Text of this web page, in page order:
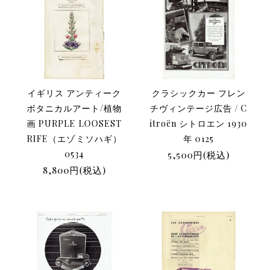
イギリス アンティーク
ボタニカルアート/植物
画 PURPLE LOOSEST
RIFE（エゾミソハギ）
0534
8,800円(税込)
クラシックカー フレン
チヴィンテージ広告 / C
itroën シトロエン 1930
年 0125
5,500円(税込)